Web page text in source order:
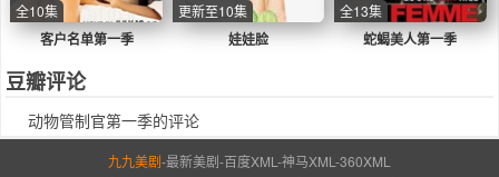
客户名单第一季
全10集
娃娃脸
更新至10集
蛇蝎美人第一季
全13集
豆瓣评论
动物管制官第一季的评论
九九美剧-最新美剧-百度XML -神马XML -360XML